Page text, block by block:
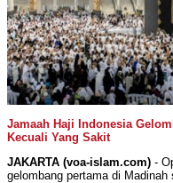
Jamaah Haji Indonesia
Kecuali Yang Sakit
JAKARTA (voa-islam.com) -
gelombang pertama di